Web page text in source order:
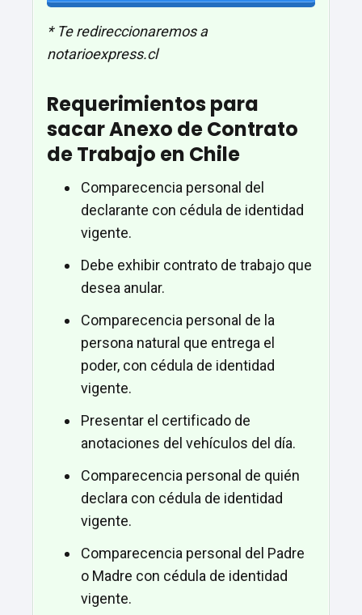
* Te redireccionaremos a
notarioexpress.cl
Requerimientos para
sacar Anexo de Contrato
de Trabajo en Chile
Comparecencia personal del
declarante con cédula de identidad
vigente.
Debe exhibir contrato de trabajo que
desea anular.
Comparecencia personal de la
persona natural que entrega el
poder, con cédula de identidad
vigente.
Presentar el certificado de
anotaciones del vehículos del día.
Comparecencia personal de quién
declara con cédula de identidad
vigente.
Comparecencia personal del Padre
o Madre con cédula de identidad
vigente.